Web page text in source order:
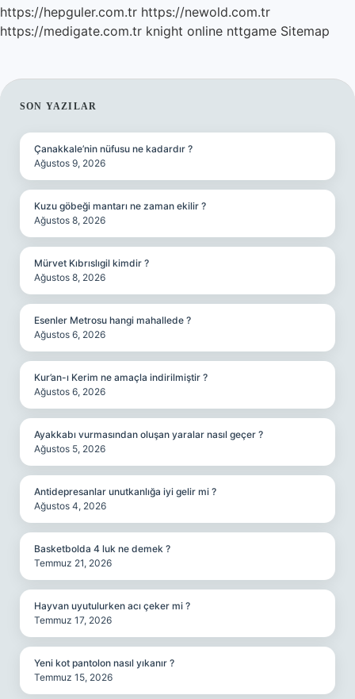
https://hepguler.com.tr https://newold.com.tr
https://medigate.com.tr knight online nttgame Sitemap
SIDEBAR
SON YAZILAR
Çanakkale’nin nüfusu ne kadardır ?
Ağustos 9, 2026
Kuzu göbeği mantarı ne zaman ekilir ?
Ağustos 8, 2026
Mürvet Kıbrıslıgil kimdir ?
Ağustos 8, 2026
Esenler Metrosu hangi mahallede ?
Ağustos 6, 2026
Kur’an-ı Kerim ne amaçla indirilmiştir ?
Ağustos 6, 2026
Ayakkabı vurmasından oluşan yaralar nasıl geçer ?
Ağustos 5, 2026
Antidepresanlar unutkanlığa iyi gelir mi ?
Ağustos 4, 2026
Basketbolda 4 luk ne demek ?
Temmuz 21, 2026
Hayvan uyutulurken acı çeker mi ?
Temmuz 17, 2026
Yeni kot pantolon nasıl yıkanır ?
Temmuz 15, 2026